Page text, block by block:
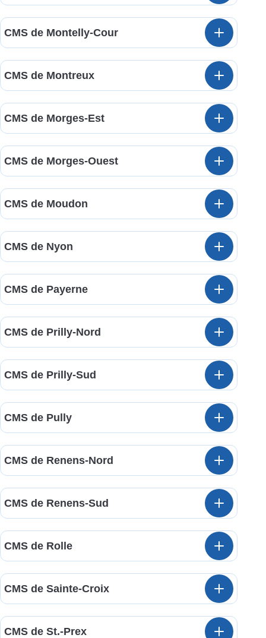
CMS de Montelly-Cour
CMS de Montreux
CMS de Morges-Est
CMS de Morges-Ouest
CMS de Moudon
CMS de Nyon
CMS de Payerne
CMS de Prilly-Nord
CMS de Prilly-Sud
CMS de Pully
CMS de Renens-Nord
CMS de Renens-Sud
CMS de Rolle
CMS de Sainte-Croix
CMS de St.-Prex